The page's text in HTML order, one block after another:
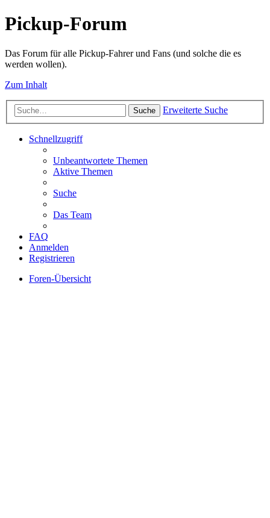
Pickup-Forum
Das Forum für alle Pickup-Fahrer und Fans (und solche die es
werden wollen).
Zum Inhalt
Suche Erweiterte Suche
Schnellzugriff
Unbeantwortete Themen
Aktive Themen
Suche
Das Team
FAQ
Anmelden
Registrieren
Foren-Übersicht